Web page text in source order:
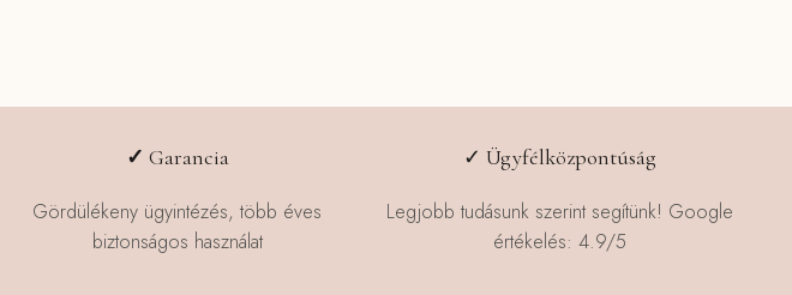
termékoldalon
választhatók
✓ Garancia
Gördülékeny ügyintézés, több éves
biztonságos használat
✓ Ügyfélközpontúság
Legjobb tudásunk szerint segítünk! Google
értékelés: 4.9/5